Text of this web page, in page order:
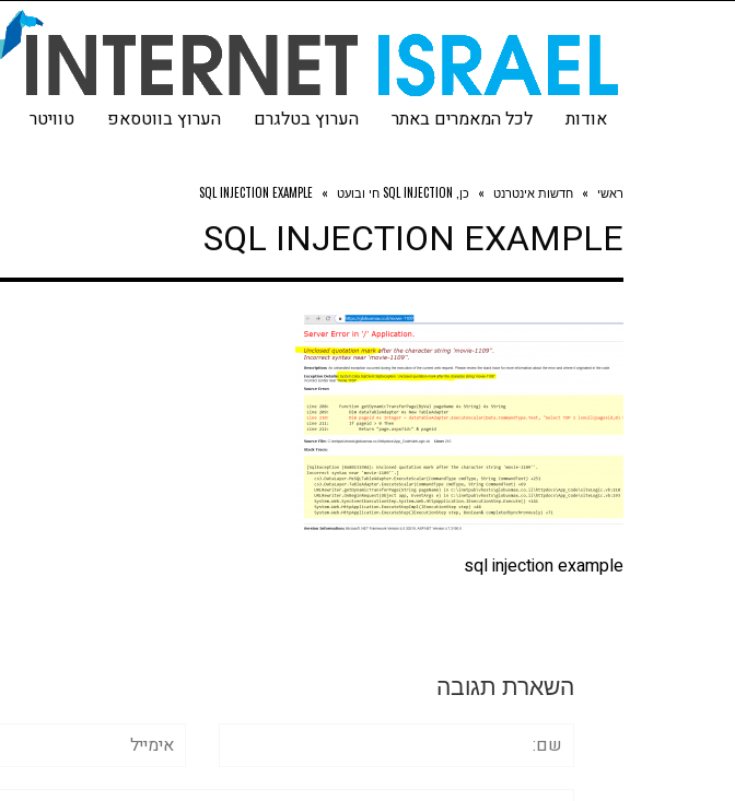
אודות לכל המאמרים באתר הערוץ בטלגרם הערוץ בווטסאפ טוויטר
ראשי » חדשות אינטרנט » כן, SQL INJECTION חי ובועט »
SQL INJECTION EXAMPLE
SQL INJECTION EXAMPLE
sql injection example
השארת תגובה